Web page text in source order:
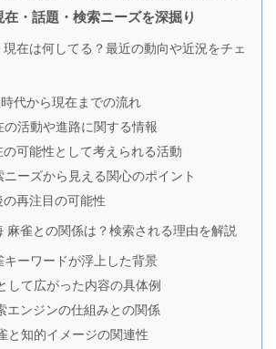
・話題・検索ニーズを深掘り
在は何してる？最近の動向や近況をチェ
代から現在までの流れ
の活動や進路に関する情報
の可能性として考えられる活動
ニーズから見える関心のポイント
の再注目の可能性
麻雀との関係は？検索される理由を解説
キーワードが浮上した背景
して広がった内容の具体例
エンジンの仕組みとの関係
と知的イメージの関連性